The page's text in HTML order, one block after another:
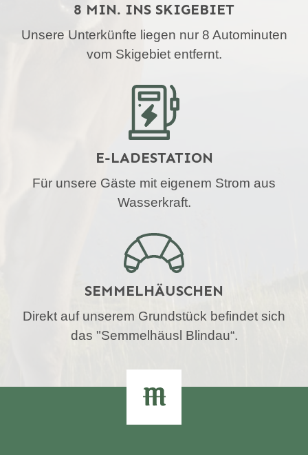
8 MIN. INS SKIGEBIET
Unsere Unterkünfte liegen nur 8 Autominuten
vom Skigebiet entfernt.
E-LADESTATION
Für unsere Gäste mit eigenem Strom aus
Wasserkraft.
SEMMELHÄUSCHEN
Direkt auf unserem Grundstück befindet sich
das "Semmelhäusl Blindau“.